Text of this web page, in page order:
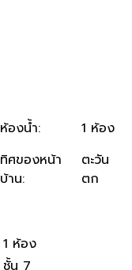
ห้องน้ำ: 1 ห้อง
ทิศของหน้า
บ้าน:
ตะวัน
ตก
1 ห้อง
ชั้น 7